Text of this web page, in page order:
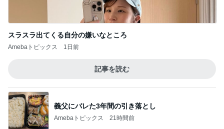
ジャンル人気記事ランキング
【ミスド】ファンシードーナツを求める旅 最
終章かな
2
ひとりでもまめにがんばるブログ